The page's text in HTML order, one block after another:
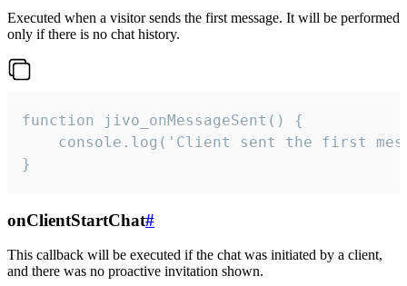
Executed when a visitor sends the first message. It will be performed
only if there is no chat history.
function jivo_onMessageSent() {
console.log('Client sent the first
}
onClientStartChat#
This callback will be executed if the chat was initiated by a client,
and there was no proactive invitation shown.